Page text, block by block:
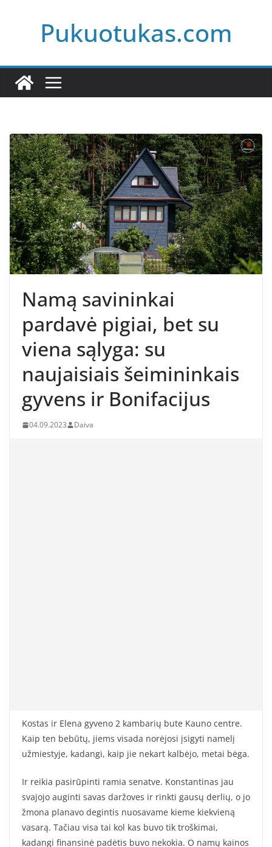
Pukuotukas.com
Namą savininkai
pardavė pigiai, bet su
viena sąlyga: su
naujaisiais šeimininkais
gyvens ir Bonifacijus
04.09.2023 Daiva
Kostas ir Elena gyveno 2 kambarių bute Kauno centre.
Kaip ten bebūtų, jiems visada norėjosi įsigyti namelį
užmiestyje, kadangi, kaip jie nekart kalbėjo, metai bėga.
Ir reikia pasirūpinti ramia senatve. Konstantinas jau
svajojo auginti savas daržoves ir rinkti gausų derlių, o jo
žmona planavo degintis nuosavame kieme kiekvieną
vasarą. Tačiau visa tai kol kas buvo tik troškimai,
kadangi finansinė padėtis buvo nekokia. O namų kainos